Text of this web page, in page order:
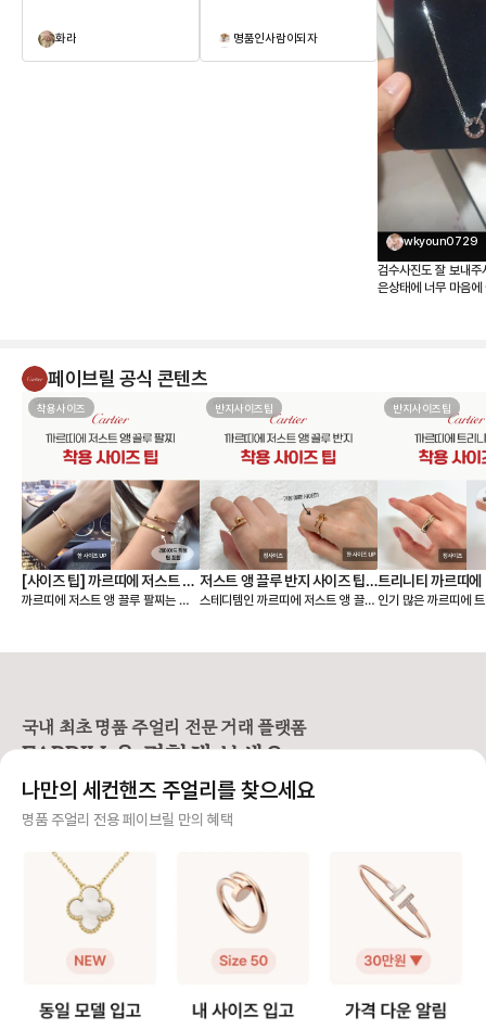
화라 명품인사람이되자
wkyoun0729
검수사진도 잘 보내주
은상태에 너무 마음에
페이브릴 공식 콘텐츠
착용사이즈
[사이즈 팁] 까르띠에 저스트 앵
끌루 팔찌, 여리여리 핏은 이렇
까르띠에 저스트 앵 끌루 팔찌는 얇
손목에 밀착되는 디자인이라, 사이즈
씬 쉬워져요. • 어떤 모델을 살 것인
지 (스몰 or 클래식) • 레이어드까지
❶ 스몰(sm) 모델 얇고 손목을 가볍
디자인으로 너무 헐거우면 특유의 라
는 정도가 좋습니다. ✔️ 내 손목 둘레
에서 한 사이즈 크게 선택을 추천해
요. 👉 예: 손목 둘레 14cm → 15
몰보다 두께감이 확실히 느껴지는 타
존재감 있는 팔찌를 찾는 분들이 선
꺼워 한 사이즈만 업하면 손목이 답
답해 보이거나, 시각적으로 꽉 끼어
반지사이즈팁
저스트 앵 끌루 반지 사이즈 팁,
착샷
스테디템인 까르띠에 저스트 앵 끌루
은 못을 굽혀 만든 형태가 특징이라
스테디셀러로 꾸준히 사랑받고 있어
요. [사이즈 선택 가이드] ❶ 한 사이
정사이즈로 착용하면 헤드 부분이 손
타이트하게 맞추면 못 머리 부분이
택합니다. 예: 평소 51호 착용 → 저
스트 앵 끌루 52호 추천 ❷ 손가락
컨디션 고려 🧐 손가락 굵기는 계절,
체온, 붓기에 따라 달라질 수 있어
지고, 오후에는 여유가 생기는 편이
면 전체적인 착용감이 더 편안해요.
❸ 사이즈 조정 범위는 ±1호 💍 저
반지사이즈팁
트리니티 까르띠에
팁, 착샷
인기 많은 까르띠에
우골드, 화이트골드,
맞물려 돌아가는 디
적으로 평소 사이즈와
즈를 가장 먼저 추천해요. 다만
락에 살이 있는 편이
하게 튀어나와 보일
예: 평소 49호 착용 👉 트리니
는 편이다 → 트리니
천 ❷ 손가락 컨디션 고려 손가락 굵
국내 최초 명품 주얼리 전문 거래 플랫폼
FABRILL을 경험해 보세요.
사기 걱정 없는 안전 결제
니면 반환해 드려요.
주얼리 전문 이중 검수
주얼리 검수에 특화된 페이브릴 검수팀과 전문 감정사가 컨디션 및 정품 여부를 철저하고 꼼꼼하
게 확인해요.
주얼리 전문 지식을 토대로 사이즈, 가격대 등 주얼리를 거래하며 궁금할 수 있는 내용에 대한 밀
나만의 세컨핸즈 주얼리를 찾으세요
명품 주얼리 전용 페이브릴 만의 혜택